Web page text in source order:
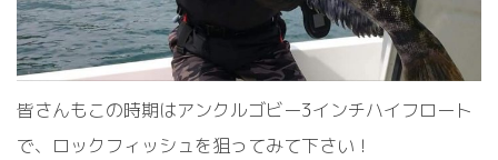
皆さんもこの時期はアンクルゴビー3インチハイフロート
で、ロックフィッシュを狙ってみて下さい！